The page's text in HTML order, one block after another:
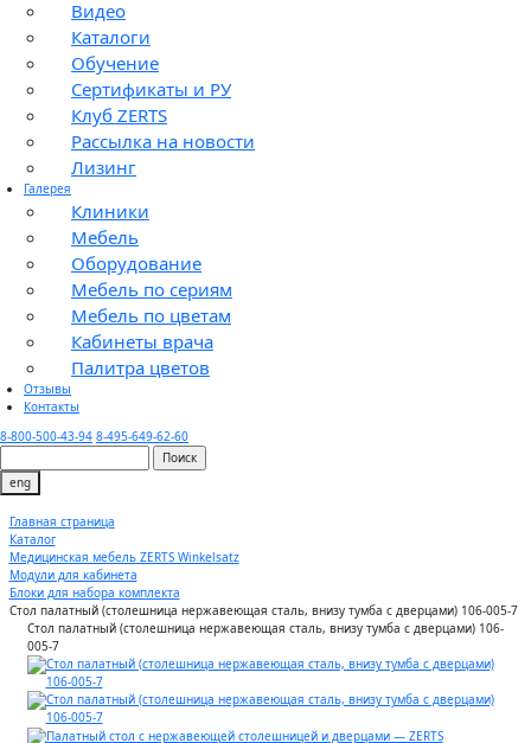
Видео
Каталоги
Обучение
Сертификаты и РУ
Клуб ZERTS
Рассылка на новости
Лизинг
Галерея
Клиники
Мебель
Оборудование
Мебель по сериям
Мебель по цветам
Кабинеты врача
Палитра цветов
Отзывы
Контакты
8-800-500-43-94 8-495-649-62-60
eng
Главная страница
Каталог
Медицинская мебель ZERTS Winkelsatz
Модули для кабинета
Блоки для набора комплекта
Стол палатный (столешница нержавеющая сталь, внизу тумба с дверцами) 106-005-7
Стол палатный (столешница нержавеющая сталь, внизу тумба с дверцами) 106-
005-7